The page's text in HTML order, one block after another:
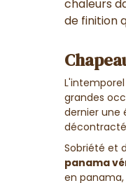
chaleurs
de finition
grandes
dernier une
Sobriété et
panama
en